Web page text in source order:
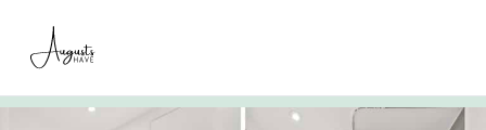
Spring til indhold